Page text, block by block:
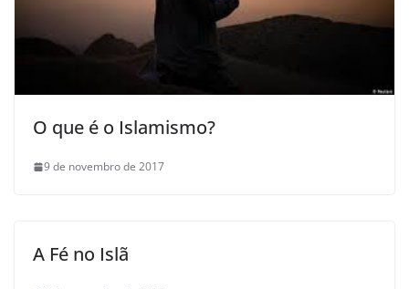
O que é o Islamismo?
9 de novembro de 2017
A Fé no Islã